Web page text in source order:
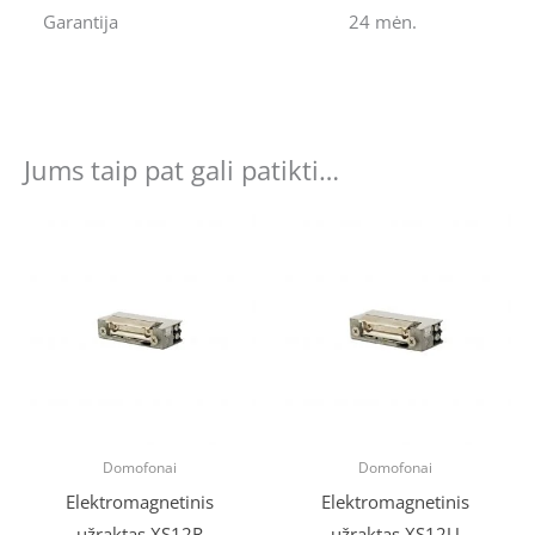
Garantija 24 mėn.
Jums taip pat gali patikti…
Domofonai
Elektromagnetinis
Domofonai
Elektromagnetinis